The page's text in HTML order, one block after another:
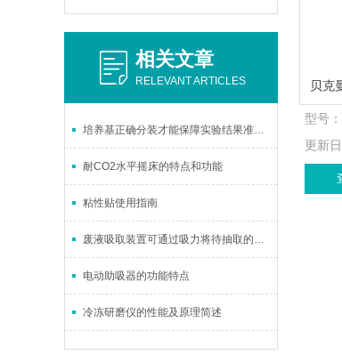
相关文章
RELEVANT ARTICLES
培养基正确分装才能保障实验结果准确性
耐CO2水平摇床的特点和功能
粘性贴使用指南
废液吸取装置可通过吸力将待抽取的液体吸入集液瓶内
电动助吸器的功能特点
冷冻研磨仪的性能及原理简述
型号：
更新日